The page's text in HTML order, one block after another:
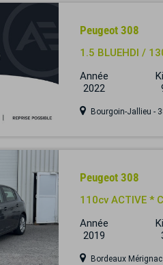
Peugeot 308
1.5 BLUEHDI /
Année
2022
Bourgoin-Jallieu -
Peugeot 308
110cv ACTIVE *
Année
2019
Bordeaux